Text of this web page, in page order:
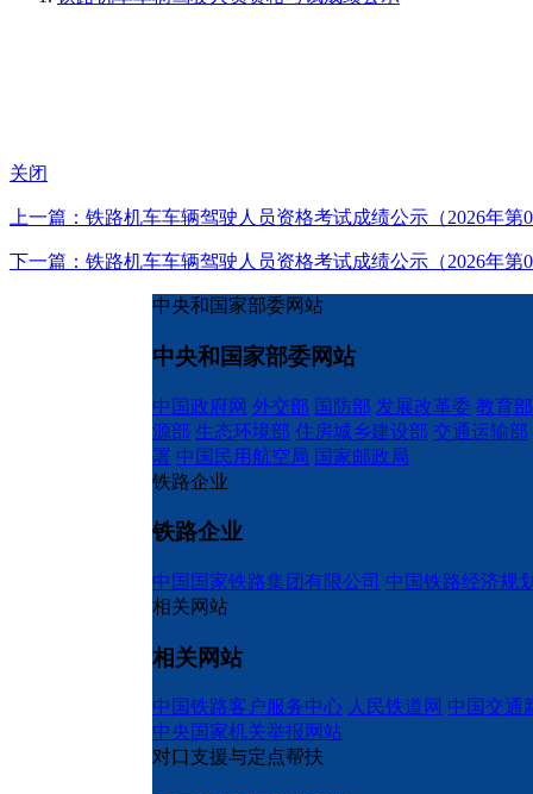
关闭
上一篇：铁路机车车辆驾驶人员资格考试成绩公示（2026年第
下一篇：铁路机车车辆驾驶人员资格考试成绩公示（2026年第
中央和国家部委网站
中央和国家部委网站
中国政府网 外交部 国防部 发展改革委 教育部
源部 生态环境部 住房城乡建设部 交通运输部
署 中国民用航空局 国家邮政局
铁路企业
铁路企业
中国国家铁路集团有限公司 中国铁路经济规
相关网站
相关网站
中国铁路客户服务中心 人民铁道网 中国交通
中央国家机关举报网站
对口支援与定点帮扶